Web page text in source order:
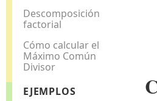
Descomposición
factorial
Cómo calcular el
Máximo Común
Divisor
EJEMPLOS